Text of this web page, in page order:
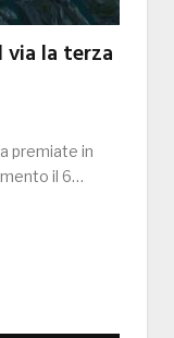
via la terza
premiate in
il 6…